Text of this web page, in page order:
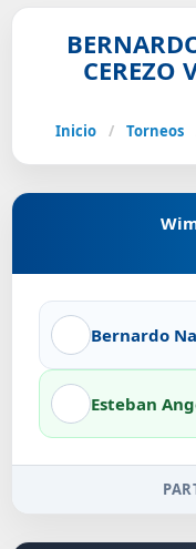
CEREZO
Inicio / Torneos
Esteban